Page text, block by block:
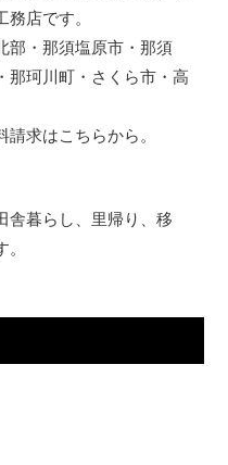
店です。
部・那須塩原市・那須
那珂川町・さくら市・高
求はこちらから。
舎暮らし、里帰り、移